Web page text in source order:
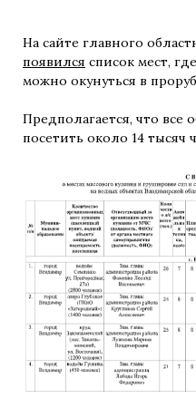
На сайте главного
появился список мест,
можно окунуться в
Предполагается, что все
посетить около 14 тысяч